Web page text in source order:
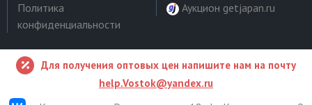
Политика
конфиденциальности
Аукцион getjapan.ru
Для получения оптовых цен напишите нам на почту
help.Vostok@yandex.ru